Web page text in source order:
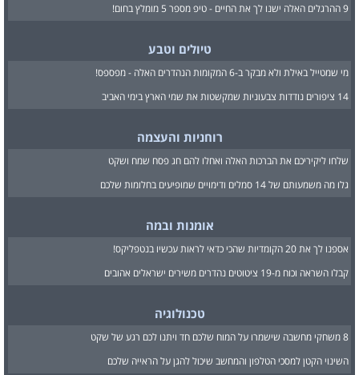
9 ההרגלים האלה ישנו לך את החיים - טיפ מספר 5 מומלץ בחום!
טיולים וטבע
מי שמטייל באילת ולא מבקר ב-6 המקומות הנהדרים האלה - מפספס!
14 ציפורים נודדות צבעוניות שמקשטות את שמי הארץ בימי האביב
רוחניות והעצמה
שלחו ליקיריכם את הברכות האלה ואחלו להם חג פסח שמח ושקט
גלו מה משמעותם של 14 סמלים ודימויים שמופיעים בחלומות שלכם
אומנות ובמה
אספנו לך את 20 הקומדיות שהכי כדאי לראות עכשיו בנטפליקס!
קבלו השראה וכוח מ-19 ציטוטים נהדרים משירים ישראלים אהובים
טכנולוגיה
8 משחקי מחשבה שישמרו על המוח שלכם חד ויתנו לכם רגע של שקט
השינוי הקטן למסכי הטלפון והמחשב שיכול להגן על הראייה שלכם